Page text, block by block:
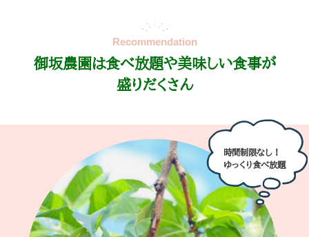
御坂農園は食べ放題や美味しい食事が
盛りだくさん
時間制限なし！
ゆっくり食べ放題